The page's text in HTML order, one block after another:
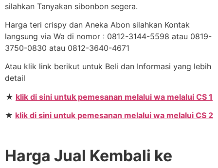
silahkan Tanyakan sibonbon segera.
Harga teri crispy dan Aneka Abon silahkan Kontak
langsung via Wa di nomor : 0812-3144-5598 atau 0819-
3750-0830 atau 0812-3640-4671
Atau klik link berikut untuk Beli dan Informasi yang lebih
detail
★ klik di sini untuk pemesanan melalui wa melalui CS 1
★ klik di sini untuk pemesanan melalui wa melalui CS 2
Harga Jual Kembali ke